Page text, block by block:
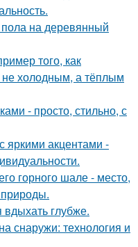
пола на деревянный
того, как
холодным, а тёплым
- просто, стильно, с
яркими акцентами -
горного шале - место,
природы.
вдыхать глубже.
снаружи: технология и